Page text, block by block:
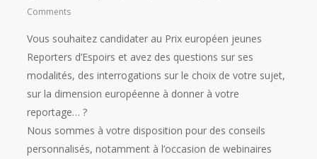
Comments
Vous souhaitez candidater au Prix européen jeunes
Reporters d’Espoirs et avez des questions sur ses
modalités, des interrogations sur le choix de votre sujet,
sur la dimension européenne à donner à votre
reportage… ?
Nous sommes à votre disposition pour des conseils
personnalisés, notamment à l’occasion de webinaires